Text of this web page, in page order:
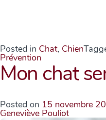
Posted in Chat, Chien
Prévention
Mon chat
Posted on 15 novembre
Geneviève Pouliot